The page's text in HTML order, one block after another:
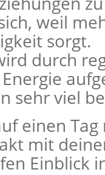
weil
sorgt.
durch
sehr viel
einen
mit
Einblick